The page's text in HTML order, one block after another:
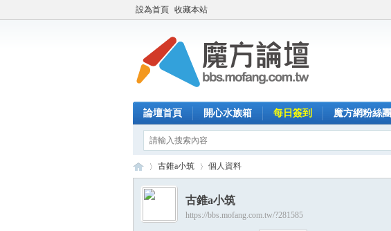
設為首頁 收藏本站
論壇首頁 開心水族箱 每日簽到 魔方網粉絲團
›
古錐a小筑 個人資料
古錐a小筑
https://bbs.mofang.com.tw/?281585